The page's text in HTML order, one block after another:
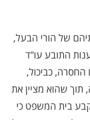
של הורי הבעל,
התובע עו"ד
כביכול,
תוך שהוא מציין את
בית המשפט כי